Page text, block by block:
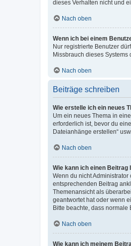
dieses Verhalten nicht und
Nach oben
Wenn ich bei einem
Nur registrierte Benutzer
Missbrauch dieses Systems
Nach oben
Beiträge schreiben
Wie erstelle ich ein neues
Um ein neues Thema in
erforderlich ist, bevor du
Dateianhänge erstellen“ usw.
Nach oben
Wie kann ich einen
Wenn du nicht
entsprechenden Beitrag
Themenansicht als
geantwortet hat oder wenn
Bitte beachte, dass
Nach oben
Wie kann ich meinem